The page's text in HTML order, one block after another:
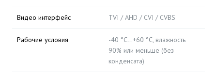
Видео интерфейс TVI / AHD / CVI / CVBS
Рабочие условия
-40 °C…+60 °C, влажность
90% или меньше (без
конденсата)